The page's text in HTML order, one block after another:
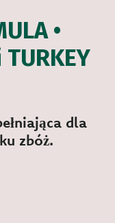
•
dla
zbóż.